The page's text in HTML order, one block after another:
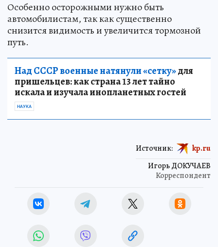
Особенно осторожными нужно быть
автомобилистам, так как существенно
снизится видимость и увеличится тормозной
путь.
Над СССР военные натянули «сетку»для
пришельцев: как страна 13 лет тайно
искала и изучала инопланетных гостей
НАУКА
Игорь ДОКУЧАЕВ
Корреспондент
Источник: kp.ru